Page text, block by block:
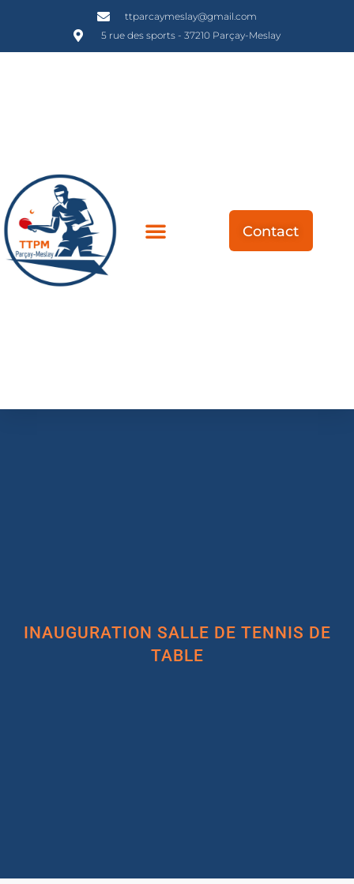
ttparcaymeslay@gmail.com
5 rue des sports - 37210 Parçay-Meslay
Contact
INAUGURATION SALLE DE TENNIS DE
TABLE